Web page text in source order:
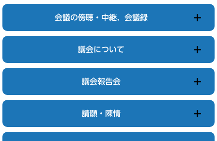
会議の傍聴・中継、会議録
議会について
議会報告会
請願・陳情